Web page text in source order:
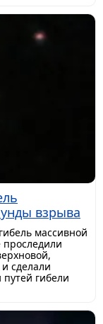
взрыва
массивной
сделали
гибели